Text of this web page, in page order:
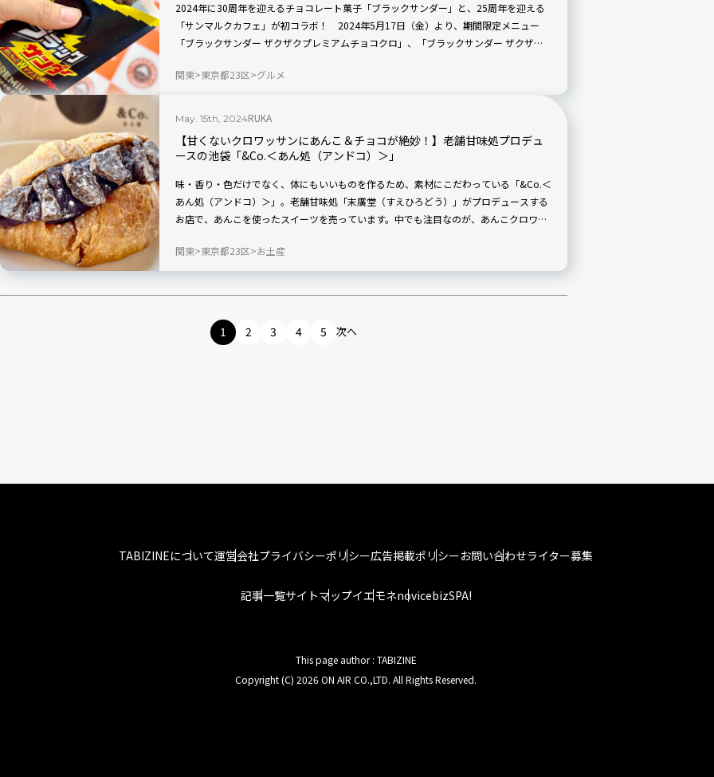
2024年に30周年を迎えるチョコレート菓子「ブラックサンダー」と、25周年を迎える
「サンマルクカフェ」が初コラボ！ 2024年5月17日（金）より、期間限定メニュー
「ブラックサンダー ザクザクプレミアムチョコクロ」、「ブラックサンダー ザクザク
国のサンマルクカフェにて発売されます。「ブラックサンダー」らしい、ずっしり濃厚
チョコの味わいやザクザク感を楽しめるチョコレート好き必見のメニュー3種を、一足
お先に実食ルポでお届け！
関東 東京都23区 グルメ
May. 15th, 2024RUKA
【甘くないクロワッサンにあんこ＆チョコが絶妙！】老舗甘味処プロデュ
ースの池袋「&Co.＜あん処（アンドコ）＞」
味・香り・色だけでなく、体にもいいものを作るため、素材にこだわっている「&Co.＜
あん処（アンドコ）＞」。老舗甘味処「末廣堂（すえひろどう）」がプロデュースする
お店で、あんこを使ったスイーツを売っています。中でも注目なのが、あんこクロワッ
抜群です。また、バターやフルーツなどのトッピングもあります。その中から今回は、
ショコラあんクロワッサンをご紹介。一度にさまざまな味を楽しめる、ショコラあんク
関東 東京都23区 お土産
1 2 3 4 5 次へ
TABIZINEについて運営会社プライバシーポリシー広告掲載ポリシーお問い合わせライター募集
記事一覧サイトマップイエモネnovicebizSPA!
This page author : TABIZINE
Copyright (C) 2026 ON AIR CO.,LTD. All Rights Reserved.